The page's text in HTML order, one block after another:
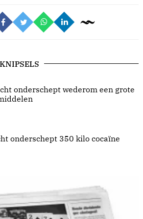
onderschept wederom een grote
onderschept 350 kilo cocaïne